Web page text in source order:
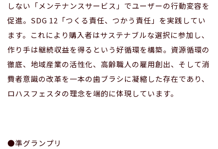
しない「メンテナンスサービス」でユーザーの行動変容を
促進。SDG 12「つくる責任、つかう責任」を実践してい
ます。これにより購入者はサステナブルな選択に参加し、
作り手は継続収益を得るという好循環を構築。資源循環の
徹底、地域産業の活性化、高齢職人の雇用創出、そして消
費者意識の改革を一本の歯ブラシに凝縮した存在であり、
ロハスフェスタの理念を端的に体現しています。
●準グランプリ